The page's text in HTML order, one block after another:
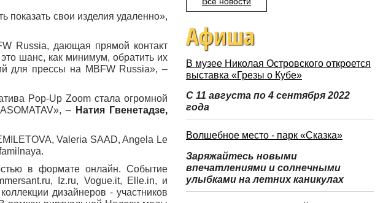
показать свои изделия удаленно»,
Russia, дающая прямой контакт
шанс, как минимум, обратить их
для прессы на MBFW Russia», –
Pop-Up Zoom стала огромной
– Натия Гвенетадзе,
Valeria SAAD, Angela Le
в формате онлайн. Событие
Iz.ru, Vogue.it, Elle.in, и
дизайнеров - участников
Афиша
В музее Николая Островского откроется
выставка «Грезы о Кубе»
С 11 августа по 4 сентября 2022
года
Волшебное место - парк «Сказка»
Заряжайтесь новыми
впечатлениями и солнечными
улыбками на летних каникулах